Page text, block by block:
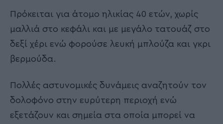
Πρόκειται για άτομο ηλικίας 40 ετών, χωρίς
μαλλιά στο κεφάλι και με μεγάλο τατουάζ στο
δεξί χέρι ενώ φορούσε λευκή μπλούζα και γκρι
βερμούδα.
Πολλές αστυνομικές δυνάμεις αναζητούν τον
δολοφόνο στην ευρύτερη περιοχή ενώ
εξετάζουν και σημεία στα οποία μπορεί να